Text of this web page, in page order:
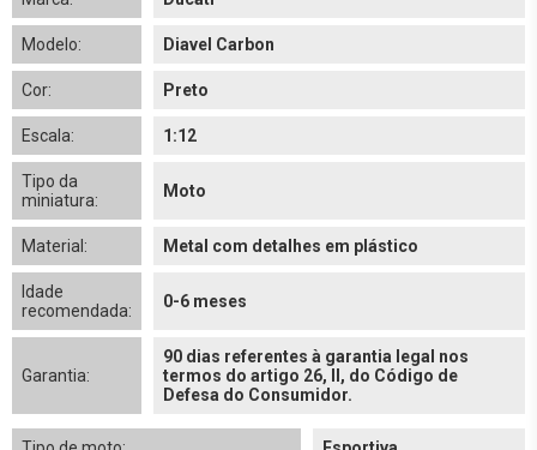
Modelo: Diavel Carbon
Cor: Preto
Escala: 1:12
Tipo da
miniatura:
Moto
Material: Metal com detalhes em plástico
Idade
recomendada:
0-6 meses
Garantia:
90 dias referentes à garantia legal nos
termos do artigo 26, II, do Código de
Defesa do Consumidor.